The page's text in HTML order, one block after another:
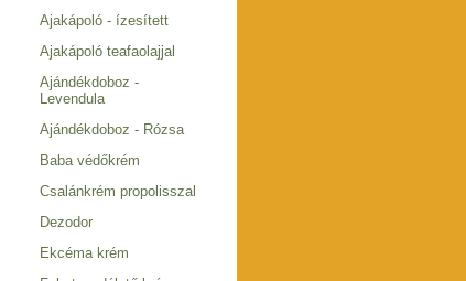
Ajakápoló - ízesített
Ajakápoló teafaolajjal
Ajándékdoboz -
Levendula
Ajándékdoboz - Rózsa
Baba védőkrém
Csalánkrém propolisszal
Dezodor
Ekcéma krém